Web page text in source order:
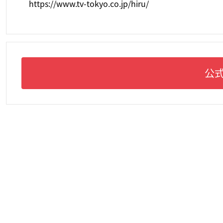
公
https://www.tv-tokyo.co.jp/hiru/